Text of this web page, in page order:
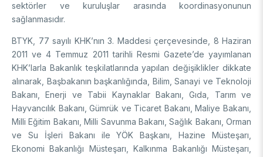
Kutup Araştırmaları Enstitüsü (KARE)
KVKK Aydınlatma metni
sektörler ve kuruluşlar arasında koordinasyonunun
sağlanmasıdır.
BTYK, 77 sayılı KHK’nın 3. Maddesi çerçevesinde, 8 Haziran
2011 ve 4 Temmuz 2011 tarihli Resmi Gazete’de yayımlanan
KHK’larla Bakanlık teşkilatlarında yapılan değişiklikler dikkate
alınarak, Başbakanın başkanlığında, Bilim, Sanayi ve Teknoloji
Bakanı, Enerji ve Tabii Kaynaklar Bakanı, Gıda, Tarım ve
Hayvancılık Bakanı, Gümrük ve Ticaret Bakanı, Maliye Bakanı,
Milli Eğitim Bakanı, Milli Savunma Bakanı, Sağlık Bakanı, Orman
ve Su İşleri Bakanı ile YÖK Başkanı, Hazine Müsteşarı,
Ekonomi Bakanlığı Müsteşarı, Kalkınma Bakanlığı Müsteşarı,